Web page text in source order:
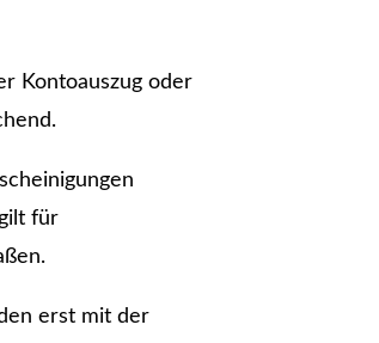
Kontoauszug oder
für
erst mit der